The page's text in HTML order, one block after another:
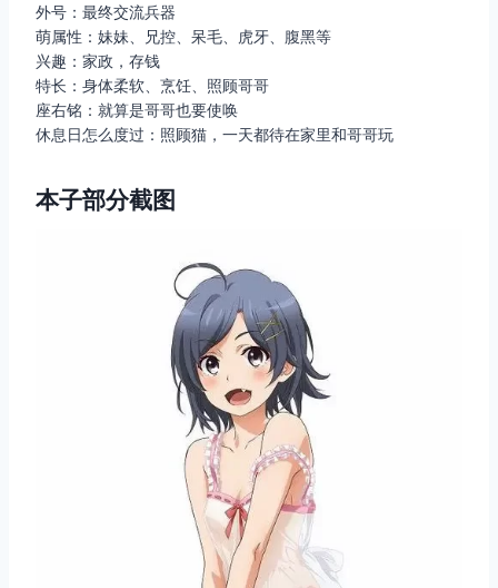
外号：最终交流兵器
萌属性：妹妹、兄控、呆毛、虎牙、腹黑等
兴趣：家政，存钱
特长：身体柔软、烹饪、照顾哥哥
座右铭：就算是哥哥也要使唤
休息日怎么度过：照顾猫，一天都待在家里和哥哥玩
本子部分截图